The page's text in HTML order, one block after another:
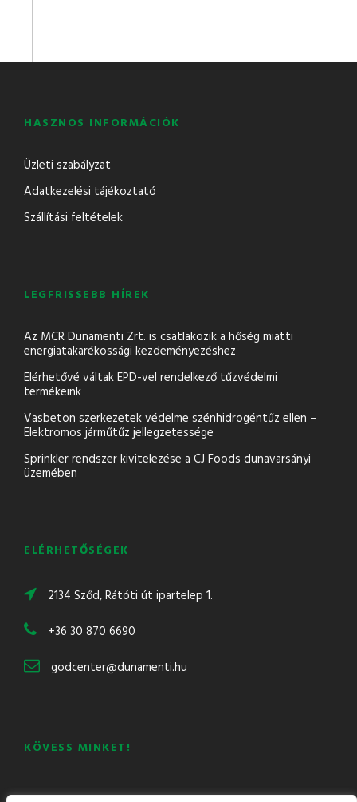
HASZNOS INFORMÁCIÓK
Üzleti szabályzat
Adatkezelési tájékoztató
Szállítási feltételek
LEGFRISSEBB HÍREK
Az MCR Dunamenti Zrt. is csatlakozik a hőség miatti
energiatakarékossági kezdeményezéshez
Elérhetővé váltak EPD-vel rendelkező tűzvédelmi
termékeink
Vasbeton szerkezetek védelme szénhidrogéntűz ellen –
Elektromos járműtűz jellegzetessége
Sprinkler rendszer kivitelezése a CJ Foods dunavarsányi
üzemében
ELÉRHETŐSÉGEK
2134 Sződ, Rátóti út ipartelep 1.
+36 30 870 6690
godcenter@dunamenti.hu
KÖVESS MINKET!